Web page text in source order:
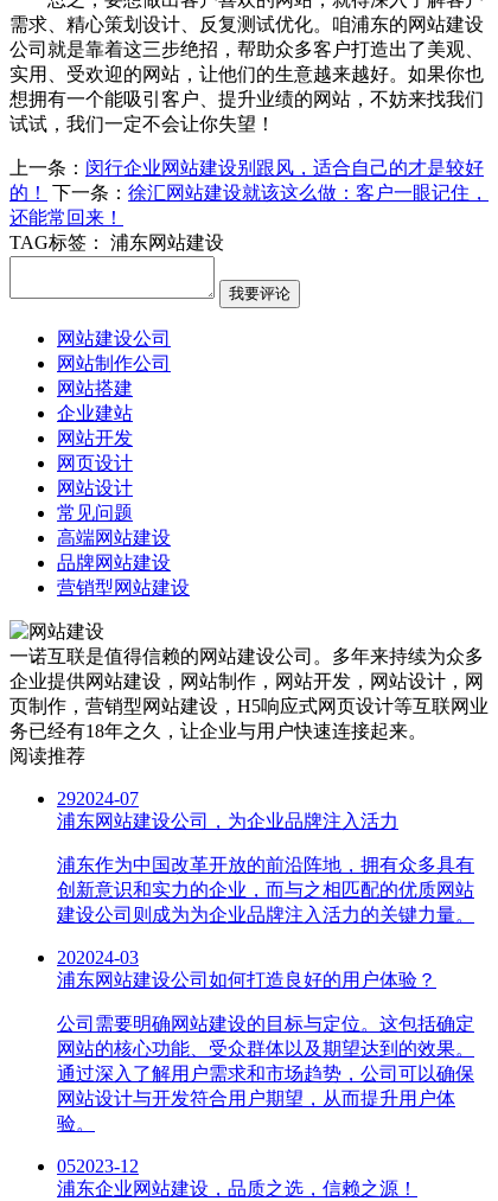
需求、精心策划设计、反复测试优化。咱浦东的网站建设
公司就是靠着这三步绝招，帮助众多客户打造出了美观、
实用、受欢迎的网站，让他们的生意越来越好。如果你也
想拥有一个能吸引客户、提升业绩的网站，不妨来找我们
试试，我们一定不会让你失望！
上一条： 闵行企业网站建设别跟风，适合自己的才是较好
的！
下一条： 徐汇网站建设就该这么做：客户一眼记住，
还能常回来！
TAG标签：
浦东网站建设
网站建设公司
网站制作公司
网站搭建
企业建站
网站开发
网页设计
网站设计
常见问题
高端网站建设
品牌网站建设
营销型网站建设
一诺互联是值得信赖的网站建设公司。多年来持续为众多
企业提供网站建设，网站制作，网站开发，网站设计，网
页制作，营销型网站建设，H5响应式网页设计等互联网业
务已经有18年之久，让企业与用户快速连接起来。
阅读推荐
292024-07
浦东网站建设公司，为企业品牌注入活力
浦东作为中国改革开放的前沿阵地，拥有众多具有
创新意识和实力的企业，而与之相匹配的优质网站
建设公司则成为为企业品牌注入活力的关键力量。
202024-03
浦东网站建设公司如何打造良好的用户体验？
公司需要明确网站建设的目标与定位。这包括确定
网站的核心功能、受众群体以及期望达到的效果。
通过深入了解用户需求和市场趋势，公司可以确保
网站设计与开发符合用户期望，从而提升用户体
验。
052023-12
浦东企业网站建设，品质之选，信赖之源！